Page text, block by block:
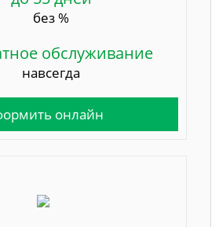
без %
обслуживание
навсегда
онлайн